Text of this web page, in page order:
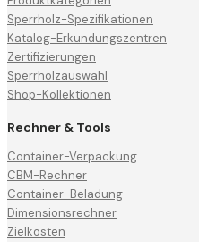
Sperrholz-Spezifikationen
Katalog-Erkundungszentren
Zertifizierungen
Sperrholzauswahl
Shop-Kollektionen
Rechner & Tools
Container-Verpackung
CBM-Rechner
Container-Beladung
Dimensionsrechner
Zielkosten